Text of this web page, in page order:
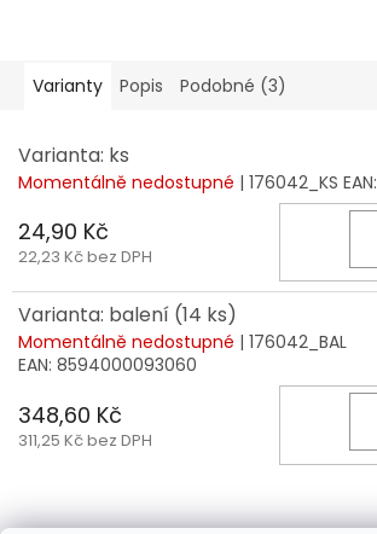
Varianty Popis Podobné (3)
Varianta: ks
Momentálně nedostupné | 176042_KS EAN:
24,90 Kč
22,23 Kč bez DPH
Varianta: balení (14 ks)
Momentálně nedostupné | 176042_BAL
EAN: 8594000093060
348,60 Kč
311,25 Kč bez DPH